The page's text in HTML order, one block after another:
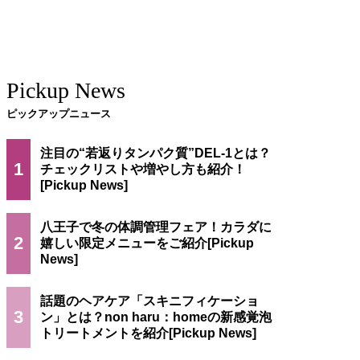
Pickup News
ピックアップニュース
1
注目の“若返りタンパク質”DEL-1とは？
チェックリストや増やし方も紹介！
2
八王子で冬の体調管理フェア！カラダに
嬉しい限定メニューをご紹介
3
話題のヘアケア「スキニフィケーショ
ン」とは？non haru：homeの新感覚泡
トリートメントを紹介